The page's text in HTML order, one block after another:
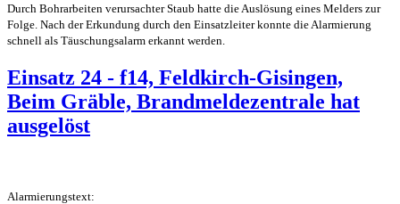
Durch Bohrarbeiten verursachter Staub hatte die Auslösung eines Melders zur
Folge. Nach der Erkundung durch den Einsatzleiter konnte die Alarmierung
schnell als Täuschungsalarm erkannt werden.
Einsatz 24 - f14, Feldkirch-Gisingen,
Beim Gräble, Brandmeldezentrale hat
ausgelöst
Alarmierungstext: